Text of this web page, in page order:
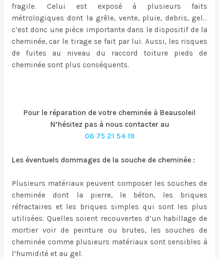
fragile. Celui est exposé à plusieurs faits
métrologiques dont la grêle, vente, pluie, debris, gel…
c’est donc une pièce importante dans le dispositif de la
cheminée, car le tirage se fait par lui. Aussi, les risques
de fuites au niveau du raccord toiture pieds de
cheminée sont plus conséquents.
Pour le réparation de votre cheminée à Beausoleil
N’hésitez pas à nous contacter au
06 75 21 54 19
Les éventuels dommages de la souche de cheminée :
Plusieurs matériaux peuvent composer les souches de
cheminée dont la pierre, le béton, les briques
réfractaires et les briques simples qui sont les plus
utilisées. Quelles soient recouvertes d’un habillage de
mortier voir de peinture ou brutes, les souches de
cheminée comme plusieurs matériaux sont sensibles à
l’humidité et au gel.